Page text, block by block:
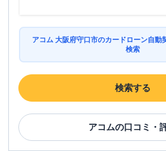
アコム 大阪府守口市のカードローン自動
検索
検索する
アコムの口コミ・